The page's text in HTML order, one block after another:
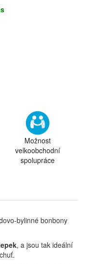
Možnost
velkoobchodní
spolupráce
bylinné bonbony
, a jsou tak ideální